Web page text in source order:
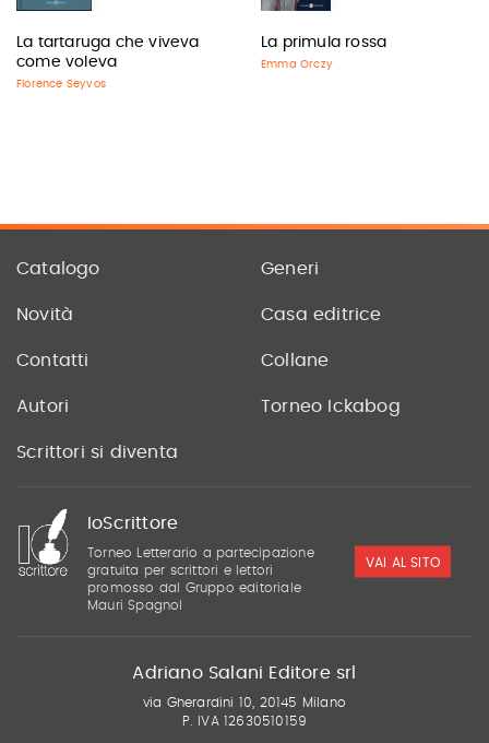
La tartaruga che viveva
come voleva
Florence Seyvos
La primula rossa
Emma Orczy
Catalogo Generi
Novità Casa editrice
Contatti Collane
Autori Torneo Ickabog
Scrittori si diventa
IoScrittore
Torneo Letterario a partecipazione
gratuita per scrittori e lettori
promosso dal Gruppo editoriale
Mauri Spagnol
VAI AL SITO
Adriano Salani Editore srl
via Gherardini 10, 20145 Milano
P. IVA 12630510159